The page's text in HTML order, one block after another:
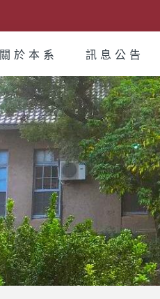
關於本系 訊息公告